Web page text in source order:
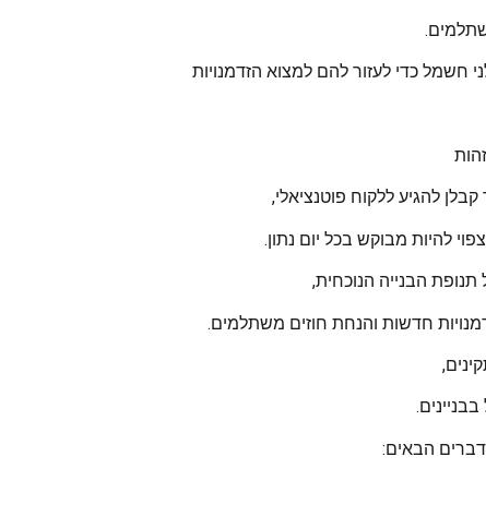
להגיע ללקוח פוטנציאלי,
להיות מבוקש בכל יום נתון.
הבנייה הנוכחית,
חדשות והנחת חוזים משתלמים.
הבאים: